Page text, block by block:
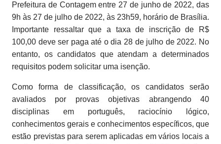
Prefeitura de Contagem entre 27 de junho de 2022, das
9h às 27 de julho de 2022, às 23h59, horário de Brasília.
Importante ressaltar que a taxa de inscrição de R$
100,00 deve ser paga até o dia 28 de julho de 2022. No
entanto, os candidatos que atendam a determinados
requisitos podem solicitar uma isenção.
Como forma de classificação, os candidatos serão
avaliados por provas objetivas abrangendo 40
disciplinas em português, raciocínio lógico,
conhecimentos gerais e conhecimentos específicos, que
estão previstas para serem aplicadas em vários locais a